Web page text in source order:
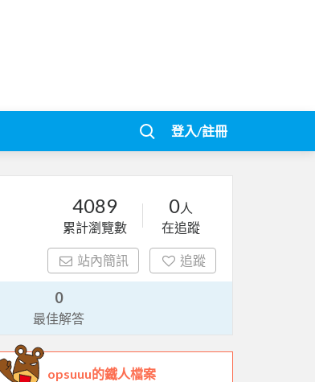
登入/註冊
4089
累計瀏覽數
0人
在追蹤
站內簡訊 追蹤
0
最佳解答
opsuuu的鐵人檔案